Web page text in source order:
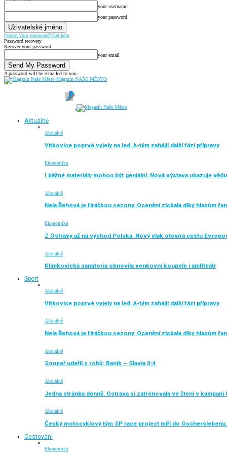
your username
your password
Forgot your password? Get help
Password recovery
Recover your password
your email
A password will be e-mailed to you.
Magazín NAŠE MĚSTO
Aktuálně
Aktuálně
Vítkovice poprvé vyjely na led. A-tým zahájil další fázi přípravy
Ekonomika
I běžné materiály mohou být geniální. Nová výstava ukazuje
Aktuálně
Nela Řehová je Hráčkou sezony. Ocenění získala díky hlasům
Ekonomika
Z Ostravy až na východ Polska. Nový vlak otevírá cestu
Aktuálně
Klimkovická sanatoria obnovila venkovní koupele i amfiteátr
Sport
Aktuálně
Vítkovice poprvé vyjely na led. A-tým zahájil další fázi přípravy
Aktuálně
Nela Řehová je Hráčkou sezony. Ocenění získala díky hlasům
Aktuálně
Soupeř udeřil z rohů: Baník – Slavia 0:4
Aktuálně
Jedna stránka denně. Ostrava si zatrénovala ve čtení v kampani
Aktuálně
Český motocyklový tým SP race project míří do
Cestování
Ekonomika